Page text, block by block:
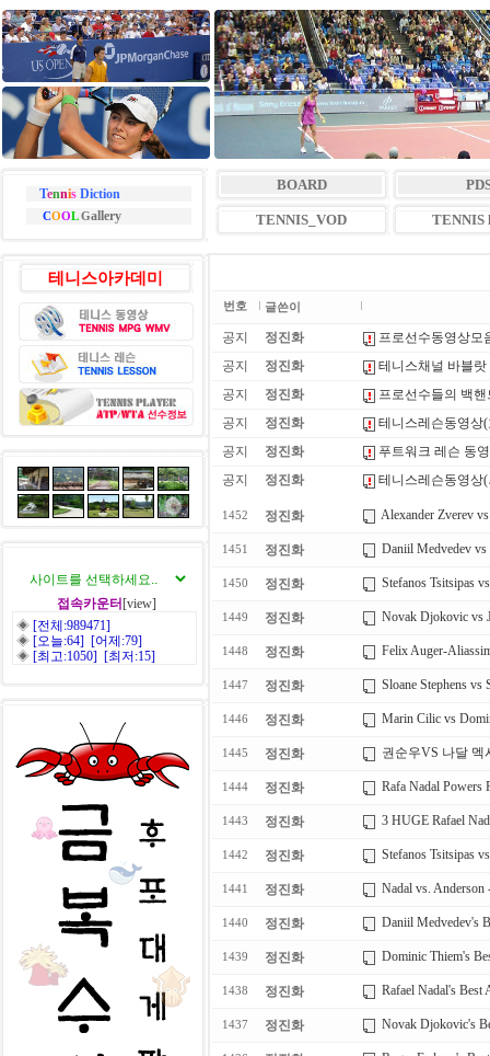
TennisDiction
COOLGallery
BOARD
TENNIS_VOD TENNIS
테니스아카데미
접속카운터 [view]
◈ [전체:989471]
◈ [오늘:64] [어제:79]
◈ [최고:1050] [최저:15]
번호 글쓴이
공지 정진화
프로선수동영상모
공지
정진화
테니스채널 바블
공지
정진화
프로선수들의 백
공지
정진화
테니스레슨동영상
공지
정진화
푸트워크 레슨 동
공지
정진화 테니스레슨동영상
1452 정진화 Alexander Zverev
1451 정진화 Daniil Medvedev vs
1450 정진화 Stefanos Tsitsipas
1449 정진화 Novak Djokovic vs
1448 정진화 Felix Auger-
1447 정진화 Sloane Stephens vs
1446 정진화 Marin Cilic vs
1445 정진화 권순우VS 나달 멕
1444 정진화 Rafa Nadal Powers
1443 정진화 3 HUGE Rafael
1442 정진화 Stefanos Tsitsipas
1441 정진화 Nadal vs.
1440 정진화 Daniil Medvedev's
1439 정진화 Dominic Thiem's
1438 정진화 Rafael Nadal's Best
1437 정진화 Novak Djokovic's